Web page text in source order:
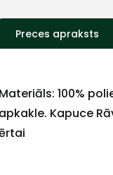
Preces apraksts
Materiāls: 100%
apkakle. Kapuce